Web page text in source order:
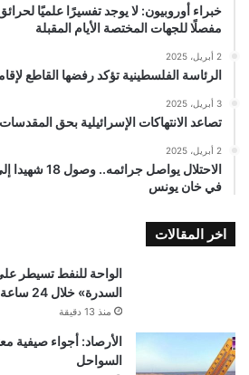
خبراء أوروبيون: لا يوجد تفسيرًا علميًا
مفصلًا للجهات المختصة الأيام المقبلة
2 أبريل، 2025
الرئاسة الفلسطينية تؤكد رفضها القاطع
3 أبريل، 2025
تصاعد الانتهاكات الإسرائيلية بحق
2 أبريل، 2025
الاحتلال
في خان يونس
اخر المقالات
الواحة للنفط تسيطر
السدرة» خلال 24 ساعة
منذ 13 دقيقة
الأرصاد: أجواء صيفية
السواحل